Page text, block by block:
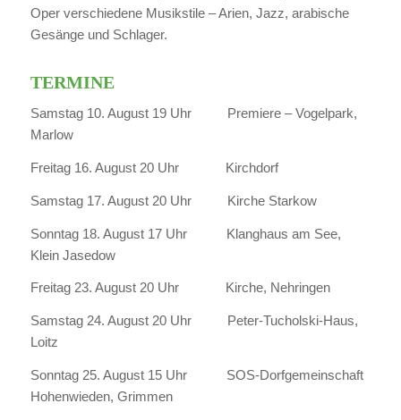
Oper verschiedene Musikstile – Arien, Jazz, arabische
Gesänge und Schlager.
TERMINE
Samstag 10. August 19 Uhr Premiere – Vogelpark,
Marlow
Freitag 16. August 20 Uhr Kirchdorf
Samstag 17. August 20 Uhr Kirche Starkow
Sonntag 18. August 17 Uhr Klanghaus am See,
Klein Jasedow
Freitag 23. August 20 Uhr Kirche, Nehringen
Samstag 24. August 20 Uhr Peter-Tucholski-Haus,
Loitz
Sonntag 25. August 15 Uhr SOS-Dorfgemeinschaft
Hohenwieden, Grimmen